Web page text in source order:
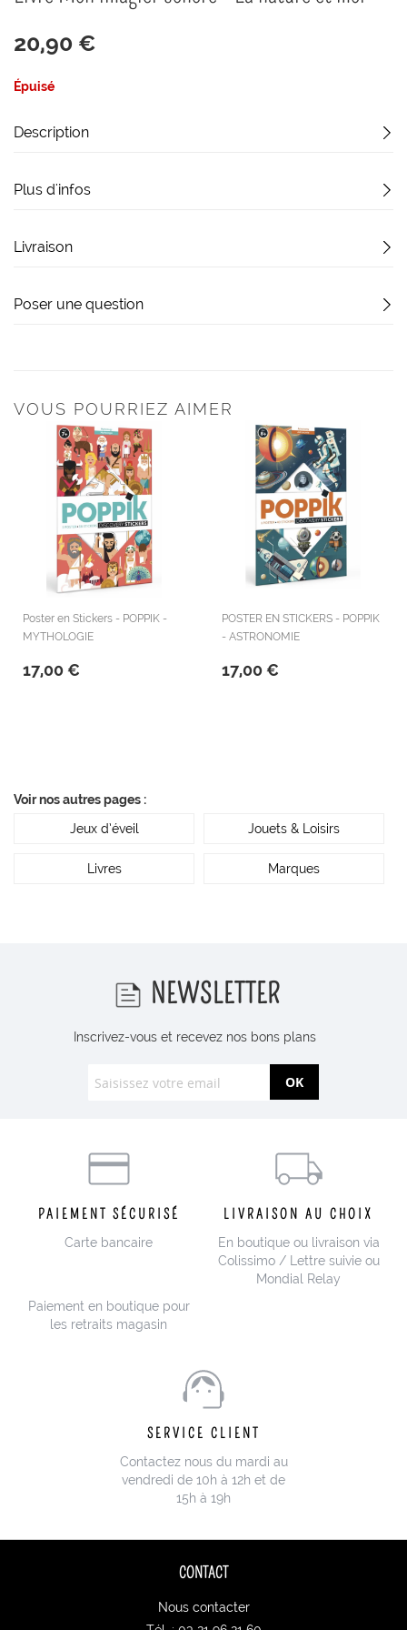
début
la
d’images
20,90 €
Épuisé
Description
Plus d'infos
Livraison
Poser une question
VOUS POURRIEZ AIMER
Poster en Stickers - POPPIK -
MYTHOLOGIE
17,00 €
POSTER EN STICKERS - POPPIK
- ASTRONOMIE
17,00 €
Voir nos autres pages :
Jeux d’éveil
Jouets & Loisirs
Livres Marques
NEWSLETTER
Inscrivez-vous et recevez nos bons plans
OK
PAIEMENT SÉCURISÉ
Carte bancaire
Paiement en boutique pour
les retraits magasin
LIVRAISON AU CHOIX
En boutique ou livraison via
Colissimo / Lettre suivie ou
Mondial Relay
SERVICE CLIENT
Contactez nous du mardi au
vendredi de 10h à 12h et de
15h à 19h
CONTACT
Nous contacter